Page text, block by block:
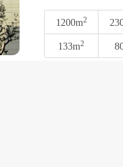
1200m2
133m2